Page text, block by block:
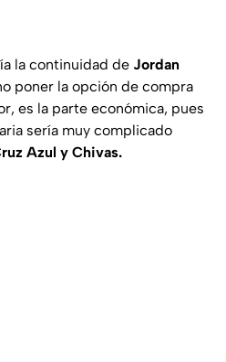
la continuidad de Jordan
poner la opción de compra
es la parte económica, pues
sería muy complicado
Azul y Chivas.